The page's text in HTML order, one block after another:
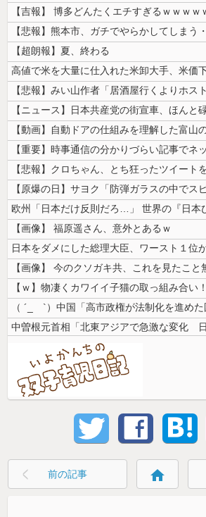
【悲報】熊本市、ガチでやらかしてしまう
【超朗報】夏、終わる
【ニュース】日本共産党の街宣車、ほんと
【動画】自動ドアの仕組みを理解した富山
【悲報】クロちゃん、とち狂ったツイート
【画像】 福原遥さん、意外とあるｗ
【ｗ】物凄くカワイイ子猫の取っ組み合い！
中曽根元首相「北東アジアで急激な変化 日
前の記事 home